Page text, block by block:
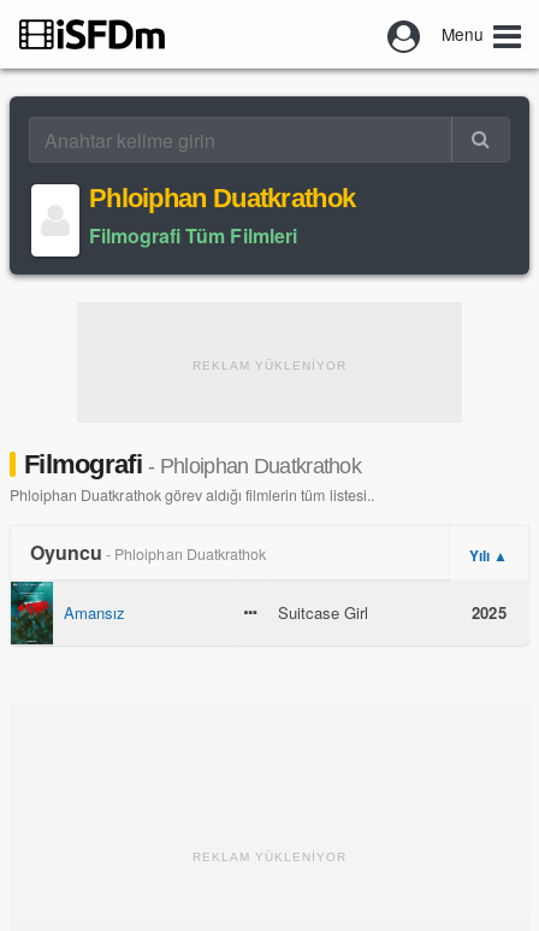
Menu
Phloiphan Duatkrathok
Filmografi Tüm Filmleri
REKLAM YÜKLENİYOR
Filmografi- Phloiphan Duatkrathok
Phloiphan Duatkrathok görev aldığı filmlerin tüm listesi..
Oyuncu - Phloiphan Duatkrathok Yılı ▲
Amansız Suitcase Girl 2025
REKLAM YÜKLENİYOR